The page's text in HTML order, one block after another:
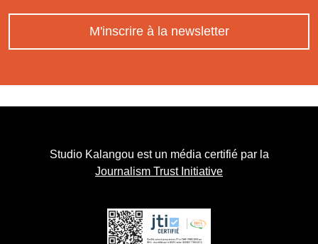
M'inscrire à la newsletter
Studio Kalangou est un média certifié par la
Journalism Trust Initiative